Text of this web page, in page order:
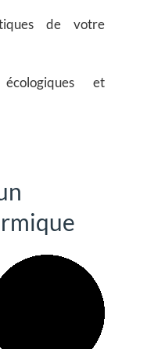
de votre
et